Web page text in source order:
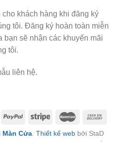
khách hàng khi đăng ký
tôi. Đăng ký hoàn toàn miễn
bạn sẽ nhận các khuyến mãi
tôi.
liên hệ.
Cửa. Thiết kế webbởi StaD